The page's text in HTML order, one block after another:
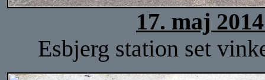
17. maj
Esbjerg station set